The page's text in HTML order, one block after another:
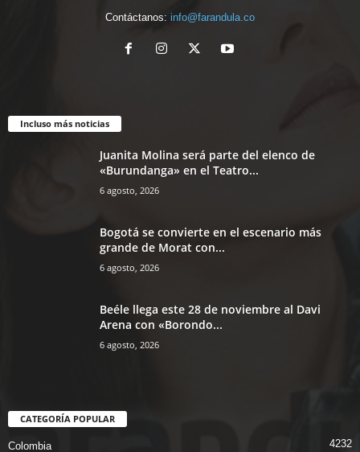
Contáctanos: info@farandula.co
Incluso más noticias
Juanita Molina será parte del elenco de
«Burundanga» en el Teatro...
6 agosto, 2026
Bogotá se convierte en el escenario más
grande de Morat con...
6 agosto, 2026
Beéle llega este 28 de noviembre al Davi
Arena con «Borondo...
6 agosto, 2026
CATEGORÍA POPULAR
Colombia 4232